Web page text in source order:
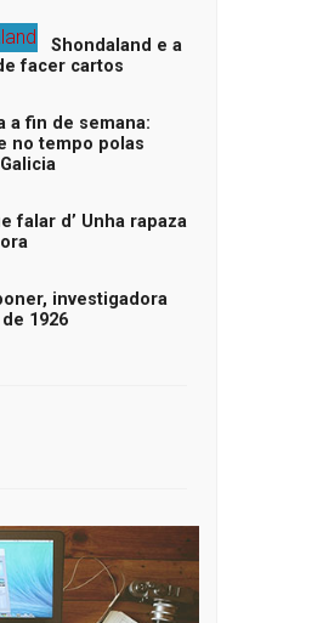
Shondaland e a
facer cartos
a fin de semana:
no tempo polas
falar d’ Unha rapaza
investigadora
1926